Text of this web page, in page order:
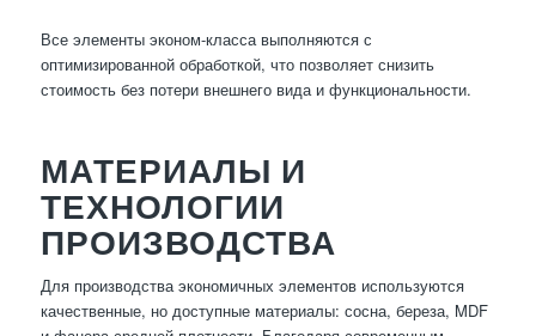
Все элементы эконом-класса выполняются с
оптимизированной обработкой, что позволяет снизить
стоимость без потери внешнего вида и функциональности.
МАТЕРИАЛЫ И
ТЕХНОЛОГИИ
ПРОИЗВОДСТВА
Для производства экономичных элементов используются
качественные, но доступные материалы: сосна, береза, MDF